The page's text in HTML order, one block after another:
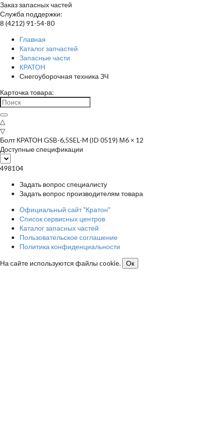
Заказ запасных частей
Служба поддержки:
8 (4212) 91-54-80
Главная
Каталог запчастей
Запасные части
КРАТОН
Снегоуборочная техника ЗЧ
Карточка товара:
△
▽
Болт КРАТОН GSB-6,5SEL-M (ID 0519) М6 × 12
Доступные спецификации
498104
Задать вопрос специалисту
Задать вопрос производителям товара
Официальный сайт "Кратон"
Список сервисных центров
Каталог запасных частей
Пользовательское соглашение
Политика конфиденциальности
На сайте используются файлы cookie.
Ок